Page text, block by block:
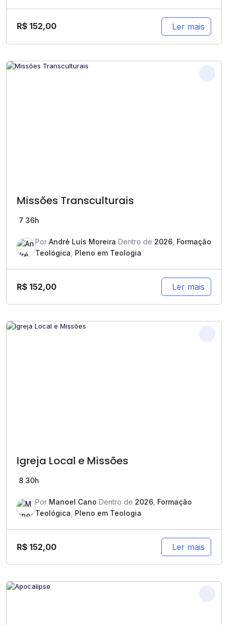
R$ 152,00 Ler mais
Missões Transculturais
7 36h
Por André Luís Moreira Dentro de 2026 Formação
Teológica Pleno em Teologia
R$ 152,00 Ler mais
Igreja Local e Missões
8 30h
Por Manoel Cano Dentro de 2026, Formação
Teológica, Pleno em Teologia
R$ 152,00 Ler mais